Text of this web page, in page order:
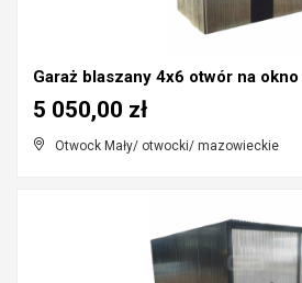
Otwock Mały/ otwocki/ mazowieckie
5 050,00 zł